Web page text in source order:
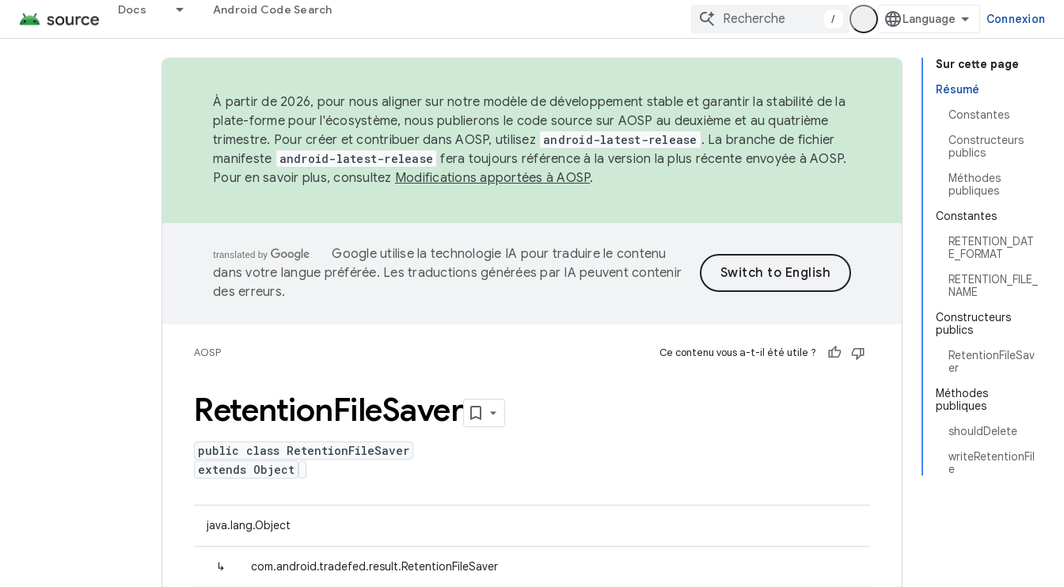
Docs Android Code Search
/ Connexion
Sur cette page
Résumé
Constantes
Constructeurs
publics
Méthodes
publiques
Constantes
RETENTION_DAT
E_FORMAT
RETENTION_FILE_
NAME
Constructeurs
publics
RetentionFileSav
er
Méthodes
publiques
shouldDelete
writeRetentionFil
e
À partir de 2026, pour nous aligner sur notre modèle de développement stable et garantir la stabilité de la
plate-forme pour l'écosystème, nous publierons le code source sur AOSP au deuxième et au quatrième
trimestre. Pour créer et contribuer dans AOSP, utilisez android-latest-release . La branche de fichier
manifeste android-latest-release fera toujours référence à la version la plus récente envoyée à AOSP.
Pour en savoir plus, consultez Modifications apportées à AOSP.
Google utilise la technologie IA pour traduire le contenu
dans votre langue préférée. Les traductions générées par IA peuvent contenir
des erreurs.
AOSP Ce contenu vous a-t-il été utile ?
RetentionFileSaver
public class RetentionFileSaver
extends Object
java.lang.Object
↳ com.android.tradefed.result.RetentionFileSaver